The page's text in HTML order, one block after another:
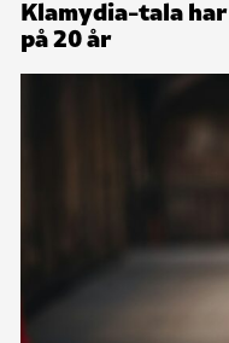
Klamydia-tala
på 20 år